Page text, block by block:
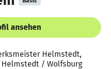
ansehen
Helmstedt,
/ Wolfsburg